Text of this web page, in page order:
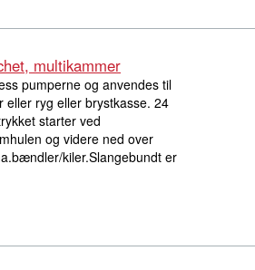
multikammer
pumperne og anvendes til
ryg eller brystkasse. 24
starter ved
og videre ned over
kiler.Slangebundt er